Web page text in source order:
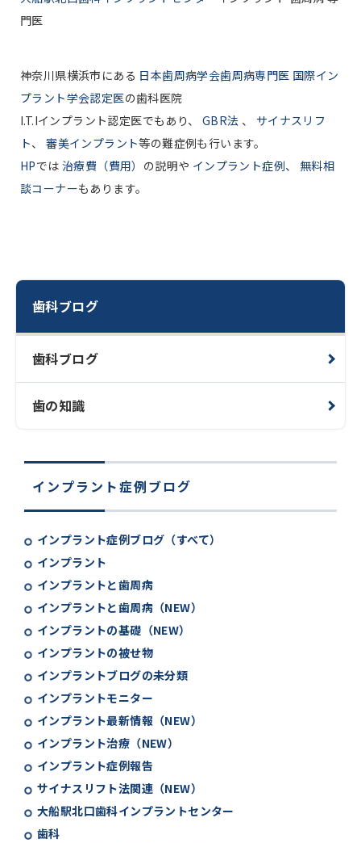
歯科ブログ
歯科ブログ
歯の知識
インプラント症例ブログ
インプラント症例ブログ（すべて）
インプラント
インプラントと歯周病
インプラントと歯周病（NEW）
インプラントの基礎（NEW）
インプラントの被せ物
インプラントブログの未分類
インプラントモニター
インプラント最新情報（NEW）
インプラント治療（NEW）
インプラント症例報告
サイナスリフト法関連（NEW）
大船駅北口歯科インプラントセンター
歯科
門医
神奈川県横浜市にある 日本歯周病学会歯周病専門医 国際イン
プラント学会認定医の歯科医院
I.T.Iインプラント認定医でもあり、
GBR法 、
サイナスリフ
ト、 審美インプラント等の難症例も行います。
HPでは 治療費（費用） の説明や インプラント症例、
無料相
談コーナーもあります。